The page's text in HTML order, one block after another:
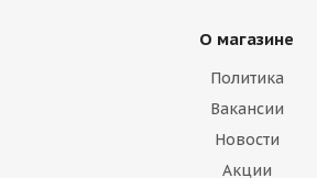
О магазине
Политика
Вакансии
Новости
Акции